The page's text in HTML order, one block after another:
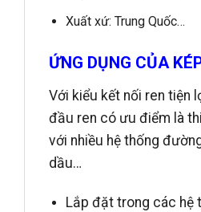
Xuất xứ: Trung Quốc…
ỨNG DỤNG CỦA
Với kiểu kết nối ren tiện
đầu ren có ưu điểm là
với nhiều hệ thống
dầu…
Lắp đặt trong các hệ